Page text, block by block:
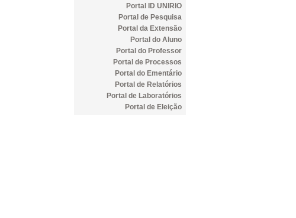
Portal ID UNIRIO
Portal de Pesquisa
Portal da Extensão
Portal do Aluno
Portal do Professor
Portal de Processos
Portal do Ementário
Portal de Relatórios
Portal de Laboratórios
Portal de Eleição